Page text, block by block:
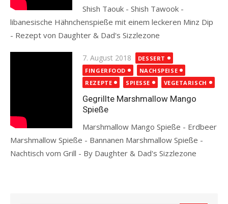
Shish Taouk - Shish Tawook -
libanesische Hähnchenspieße mit einem leckeren Minz Dip
- Rezept von Daughter & Dad's Sizzlezone
Posted
on
7. August 2018
DESSERT
FINGERFOOD
NACHSPEISE
REZEPTE
SPIESSE VEGETARISCH
Gegrillte Marshmallow Mango
Spieße
Marshmallow Mango Spieße - Erdbeer
Marshmallow Spieße - Bannanen Marshmallow Spieße -
Nachtisch vom Grill - By Daughter & Dad's Sizzlezone